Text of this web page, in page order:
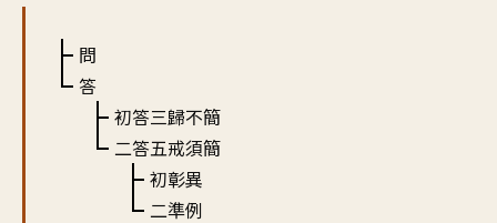
問
答
初答三歸不簡
二答五戒須簡
初彰異
二準例